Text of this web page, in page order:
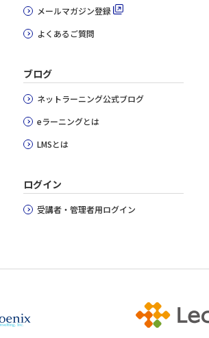
メールマガジン登録
よくあるご質問
ブログ
ネットラーニング公式ブログ
eラーニングとは
LMSとは
ログイン
受講者・管理者用ログイン